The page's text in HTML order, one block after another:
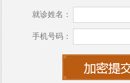
服务，减少患者的等候时间。
同时，医院注重患者隐私保护
适的就医环境。在就医过程中
护理人员进行全程陪护，确保
就诊姓名：
手机号码：